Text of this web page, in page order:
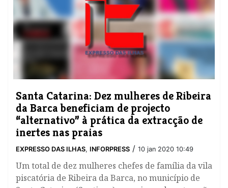
Santa Catarina: Dez mulheres de Ribeira
da Barca beneficiam de projecto
“alternativo” à prática da extracção de
inertes nas praias
EXPRESSO DAS ILHAS, INFORPRESS / 10 jan 2020 10:49
Um total de dez mulheres chefes de família da vila
piscatória de Ribeira da Barca, no município de